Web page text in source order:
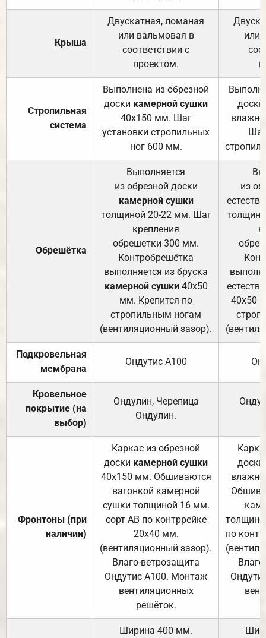
Крыша
Двускатная, ломаная
или вальмовая в
соответствии с
проектом.
или
Стропильная
система
Выполнена из обрезной
доски камерной сушки
40х150 мм. Шаг
установки стропильных
ног 600 мм.
доски
Обрешётка
Выполняется
из обрезной доски
камерной сушки
толщиной 20-22 мм. Шаг
крепления
обрешетки 300 мм.
Контробрешётка
выполняется из бруска
камерной сушки40х50
мм. Крепится по
стропильным ногам
(вентиляционный зазор).
из
40х50
Подкровельная
мембрана
Ондутис А100
Кровельное
покрытие (на
выбор)
Ондулин, Черепица
Ондулин.
Фронтоны (при
наличии)
Каркас из обрезной
доски камерной сушки
40х150 мм. Обшиваются
вагонкой камерной
сушки толщиной 16 мм.
сорт АВ по контррейке
20х40 мм.
(вентиляционный зазор).
Влаго-ветрозащита
Ондутис А100. Монтаж
вентиляционных
решёток.
доски
по
Ширина 400 мм.